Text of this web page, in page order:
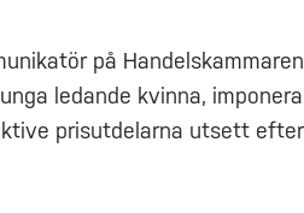
på
ledande kvinna,
prisutdelarna utsett